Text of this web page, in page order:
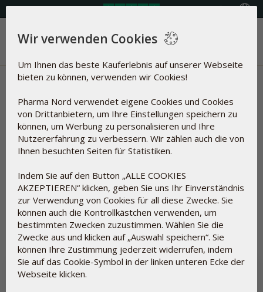
Menü
Gesundheitsnachrichten | Herz
& Kreislauf, Cholesterin
Artikel über
Herz & Kreislauf,
Cholesterin
Zurücksetzen
Wir verwenden Cookies
Um Ihnen das beste Kauferlebnis auf unserer Webseite
bieten zu können, verwenden wir Cookies!
Pharma Nord verwendet eigene Cookies und Cookies
von Drittanbietern, um Ihre Einstellungen speichern zu
können, um Werbung zu personalisieren und Ihre
Nutzererfahrung zu verbessern. Wir zählen auch die von
Ihnen besuchten Seiten für Statistiken.
Indem Sie auf den Button „ALLE COOKIES
AKZEPTIEREN“ klicken, geben Sie uns Ihr Einverständnis
zur Verwendung von Cookies für all diese Zwecke. Sie
können auch die Kontrollkästchen verwenden, um
bestimmten Zwecken zuzustimmen. Wählen Sie die
Zwecke aus und klicken auf „Auswahl speichern“. Sie
können Ihre Zustimmung jederzeit widerrufen, indem
Sie auf das Cookie-Symbol in der linken unteren Ecke der
Webseite klicken.